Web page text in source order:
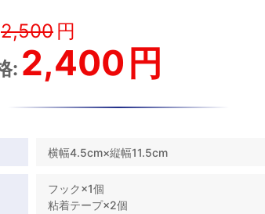
2,500 円
: 2,400 円
横幅4.5cm×縦幅11.5cm
フック×1個
粘着テープ×2個